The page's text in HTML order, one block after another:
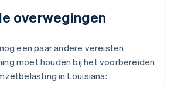
overwegingen
een paar andere vereisten
moet houden bij het voorbereiden
in Louisiana: